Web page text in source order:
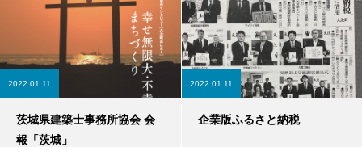
2022.01.11
茨城県建築士事務所協会 会
報「茨城」
2022.01.11
企業版ふるさと納税